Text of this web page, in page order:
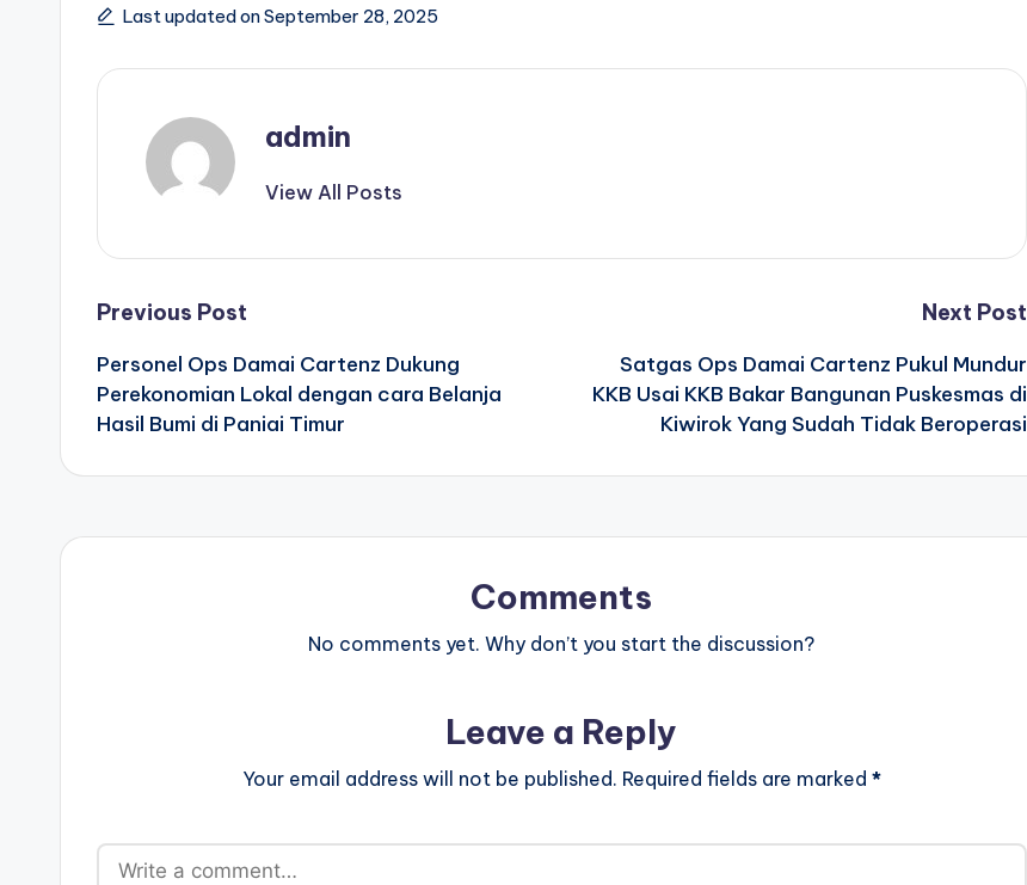
Last updated on September 28, 2025
admin
View All Posts
Post
navigation
Previous Post
Personel Ops Damai Cartenz Dukung
Perekonomian Lokal dengan cara Belanja
Hasil Bumi di Paniai Timur
Next Post
Satgas Ops Damai Cartenz Pukul Mundur
KKB Usai KKB Bakar Bangunan Puskesmas di
Kiwirok Yang Sudah Tidak Beroperasi
Comments
No comments yet. Why don’t you start the discussion?
Leave a Reply
Your email address will not be published. Required fields are marked *